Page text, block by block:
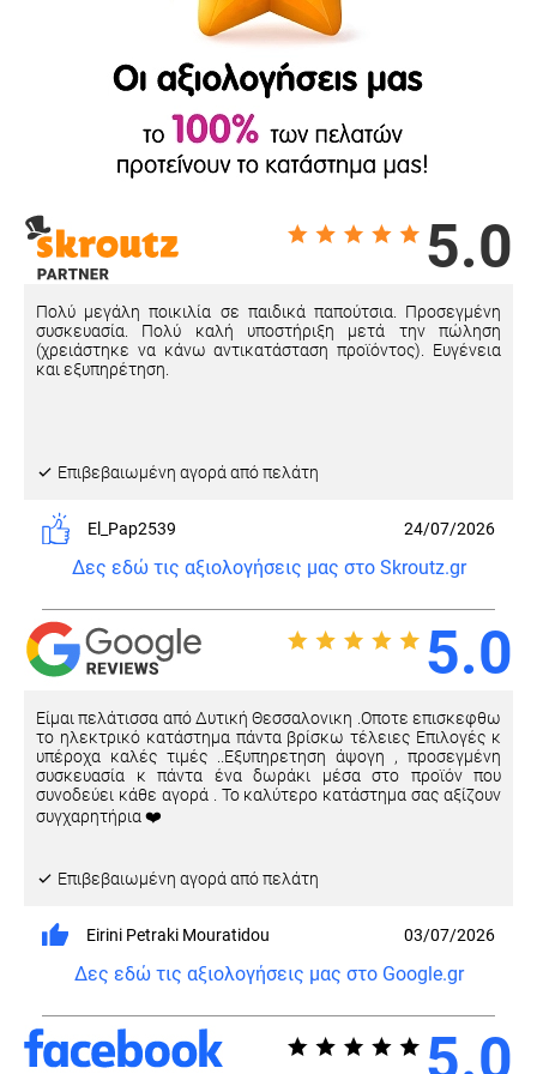
5.0
Πολύ μεγάλη ποικιλία σε παιδικά παπούτσια. Προσεγμένη
συσκευασία. Πολύ καλή υποστήριξη μετά την πώληση
(χρειάστηκε να κάνω αντικατάσταση προϊόντος). Ευγένεια
και εξυπηρέτηση.
Eπιβεβαιωμένη αγορά από πελάτη
El_Pap2539 24/07/2026
Δες εδώ τις αξιολογήσεις μας στο Skroutz.gr
5.0
Είμαι πελάτισσα από Δυτική Θεσσαλονικη .Οποτε επισκεφθω
το ηλεκτρικό κατάστημα πάντα βρίσκω τέλειες Επιλογές κ
υπέροχα καλές τιμές ..Εξυπηρετηση άψογη , προσεγμένη
συσκευασία κ πάντα ένα δωράκι μέσα στο προϊόν που
συνοδεύει κάθε αγορά . Το καλύτερο κατάστημα σας αξίζουν
συγχαρητήρια ❤️
Eπιβεβαιωμένη αγορά από πελάτη
Eirini Petraki Mouratidou 03/07/2026
Δες εδώ τις αξιολογήσεις μας στο Google.gr
5.0